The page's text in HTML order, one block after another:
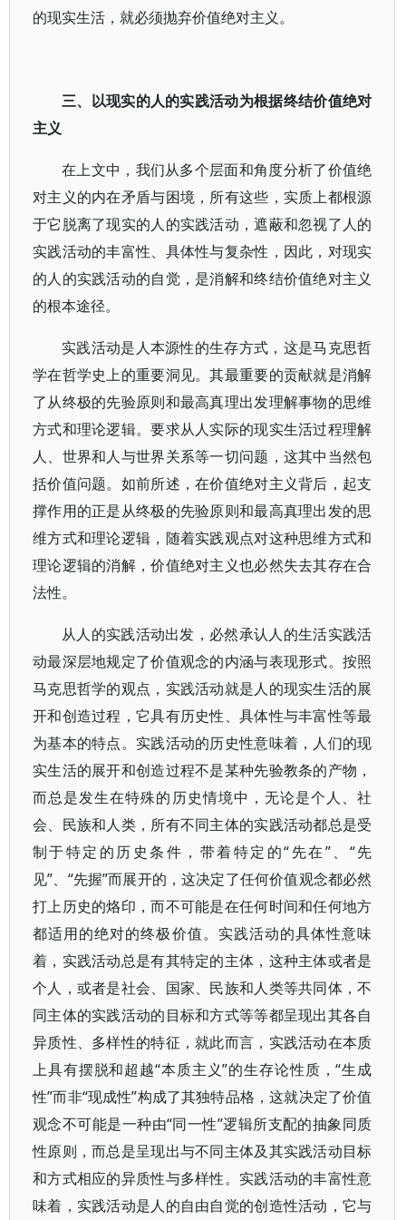
的现实生活，就必须抛弃价值绝对主义。
三、以现实的人的实践活动为根据终结价值绝对
主义
在上文中，我们从多个层面和角度分析了价值绝
对主义的内在矛盾与困境，所有这些，实质上都根源
于它脱离了现实的人的实践活动，遮蔽和忽视了人的
实践活动的丰富性、具体性与复杂性，因此，对现实
的人的实践活动的自觉，是消解和终结价值绝对主义
的根本途径。
实践活动是人本源性的生存方式，这是马克思哲
学在哲学史上的重要洞见。其最重要的贡献就是消解
了从终极的先验原则和最高真理出发理解事物的思维
方式和理论逻辑。要求从人实际的现实生活过程理解
人、世界和人与世界关系等一切问题，这其中当然包
括价值问题。如前所述，在价值绝对主义背后，起支
撑作用的正是从终极的先验原则和最高真理出发的思
维方式和理论逻辑，随着实践观点对这种思维方式和
理论逻辑的消解，价值绝对主义也必然失去其存在合
法性。
从人的实践活动出发，必然承认人的生活实践活
动最深层地规定了价值观念的内涵与表现形式。按照
马克思哲学的观点，实践活动就是人的现实生活的展
开和创造过程，它具有历史性、具体性与丰富性等最
为基本的特点。实践活动的历史性意味着，人们的现
实生活的展开和创造过程不是某种先验教条的产物，
而总是发生在特殊的历史情境中，无论是个人、社
会、民族和人类，所有不同主体的实践活动都总是受
制于特定的历史条件，带着特定的“先在”、“先
见”、“先握”而展开的，这决定了任何价值观念都必然
打上历史的烙印，而不可能是在任何时间和任何地方
都适用的绝对的终极价值。实践活动的具体性意味
着，实践活动总是有其特定的主体，这种主体或者是
个人，或者是社会、国家、民族和人类等共同体，不
同主体的实践活动的目标和方式等等都呈现出其各自
异质性、多样性的特征，就此而言，实践活动在本质
上具有摆脱和超越“本质主义”的生存论性质，“生成
性”而非“现成性”构成了其独特品格，这就决定了价值
观念不可能是一种由“同一性”逻辑所支配的抽象同质
性原则，而总是呈现出与不同主体及其实践活动目标
和方式相应的异质性与多样性。实践活动的丰富性意
味着，实践活动是人的自由自觉的创造性活动，它与